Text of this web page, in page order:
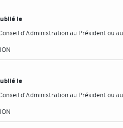
le
d'Administration au Président ou
le
d'Administration au Président ou